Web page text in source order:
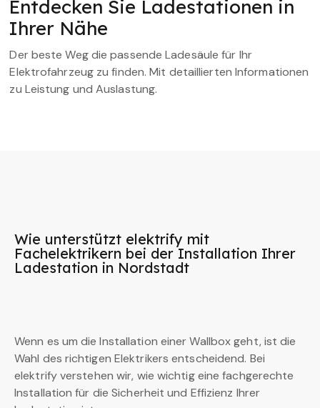
Entdecken Sie Ladestationen in
Ihrer Nähe
Der beste Weg die passende Ladesäule für Ihr
Elektrofahrzeug zu finden. Mit detaillierten Informationen
zu Leistung und Auslastung.
Wie unterstützt elektrify mit
Fachelektrikern bei der Installation Ihrer
Ladestation in Nordstadt
Wenn es um die Installation einer Wallbox geht, ist die
Wahl des richtigen Elektrikers entscheidend. Bei
elektrify verstehen wir, wie wichtig eine fachgerechte
Installation für die Sicherheit und Effizienz Ihrer